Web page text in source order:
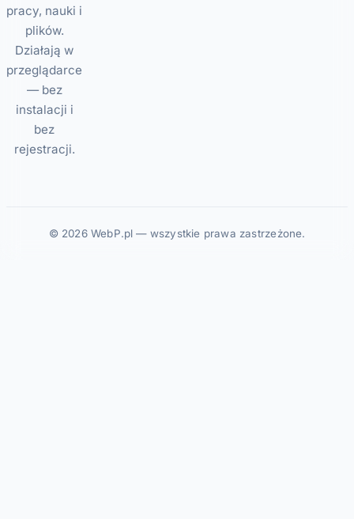
pracy, nauki i
plików.
Działają w
przeglądarce
— bez
instalacji i
bez
rejestracji.
© 2026 WebP.pl — wszystkie prawa zastrzeżone.